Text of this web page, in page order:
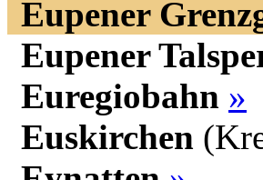
Eupener
Eupener
Euregiobahn »
Euskirchen